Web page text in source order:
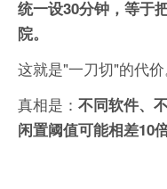
统一设30分钟，等于
院。
这就是"一刀切"的代价
真相是： 不同软件、
闲置阈值可能相差10倍